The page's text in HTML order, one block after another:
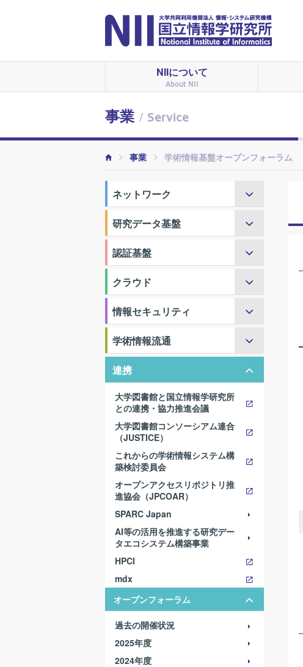
NIIについて
About NII
事業 / Service
事業 学術情報基盤オープンフォーラム
ネットワーク
研究データ基盤
認証基盤
クラウド
情報セキュリティ
学術情報流通
連携
大学図書館と国立情報学研究所
との連携・協力推進会議
大学図書館コンソーシアム連合
（JUSTICE）
これからの学術情報システム構
築検討委員会
オープンアクセスリポジトリ推
進協会（JPCOAR）
SPARC Japan
AI等の活用を推進する研究デー
タエコシステム構築事業
HPCI
mdx
オープンフォーラム
過去の開催状況
2025年度
2024年度